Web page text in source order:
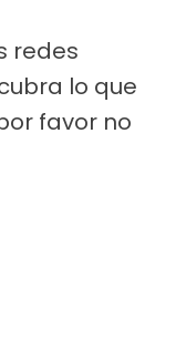
redes
lo que
favor no